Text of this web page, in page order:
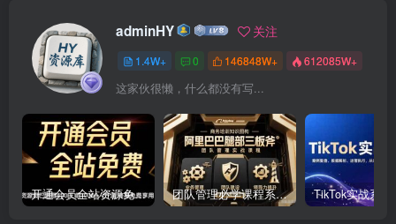
adminHY 关注
1.4W+ 0 146848W+ 612085W+
这家伙很懒，什么都没有写...
开通会员全站资源免费下载 开通VIP会员 HY资源库 团队管理必学课程系列，阿里巴巴“腿部三板斧”